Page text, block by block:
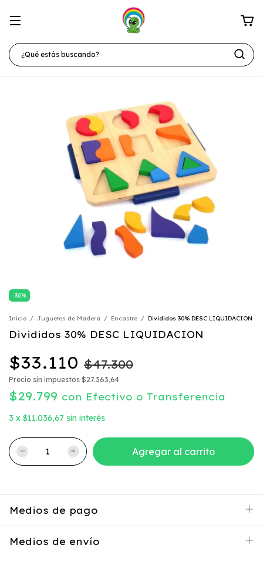
-30%
Inicio / Juguetes de Madera / Encastre / Divididos 30% DESC LIQUIDACION
Divididos 30% DESC LIQUIDACION
$33.110 $47.300
Precio sin impuestos $27.363,64
$29.799 con Efectivo o Transferencia
3 x $11.036,67 sin interés
Medios de pago
Medios de envío